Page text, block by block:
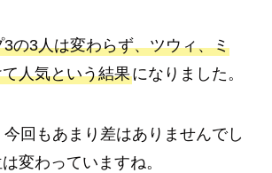
3の3人は変わらず、ツウィ、ミ
人気という結果になりました。
回もあまり差はありませんでし
変わっていますね。